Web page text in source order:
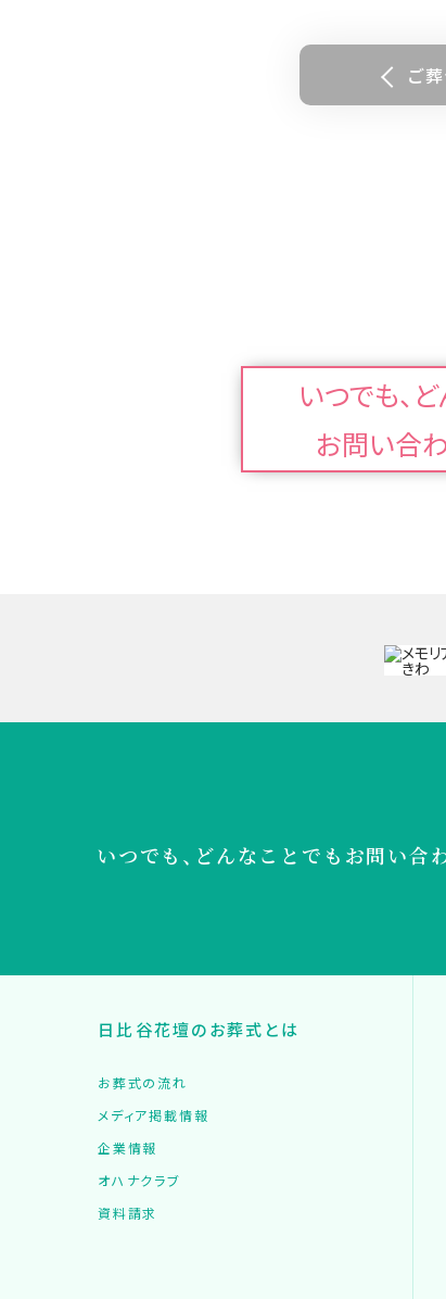
ご
いつでも、
お問い合
いつでも、どんなことでも お問い合
日比谷花壇のお葬式とは
お葬式の流れ
メディア掲載情報
企業情報
オハナクラブ
資料請求